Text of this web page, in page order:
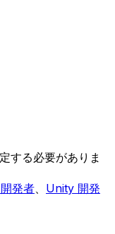
する必要がありま
発者、 Unity 開発